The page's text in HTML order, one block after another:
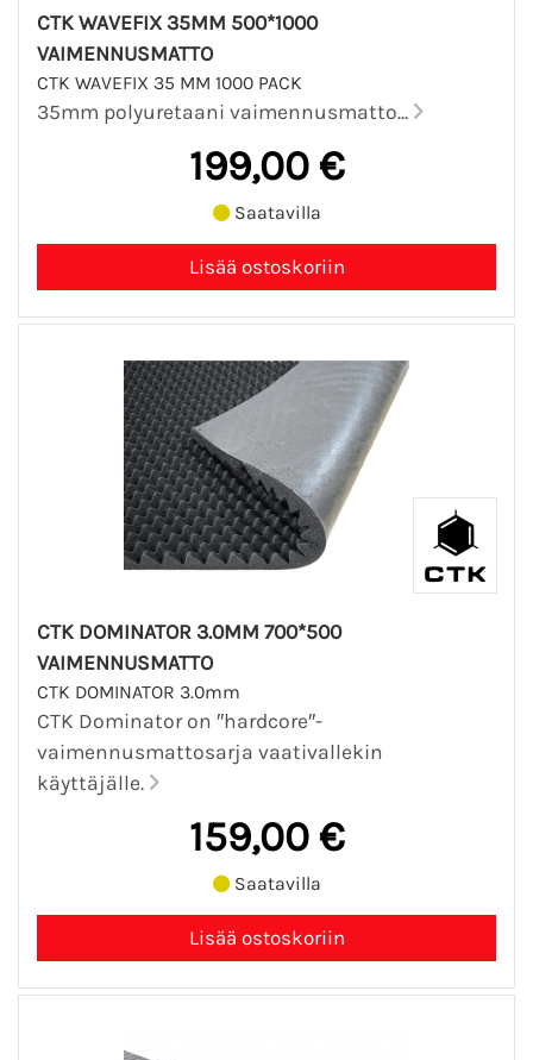
CTK WAVEFIX 35MM 500*1000
VAIMENNUSMATTO
CTK WAVEFIX 35 MM 1000 PACK
35mm polyuretaani vaimennusmatto...
199,00 €
Saatavilla
CTK DOMINATOR 3.0MM 700*500
VAIMENNUSMATTO
CTK DOMINATOR 3.0mm
CTK Dominator on ″hardcore″-
vaimennusmattosarja vaativallekin
käyttäjälle.
159,00 €
Saatavilla